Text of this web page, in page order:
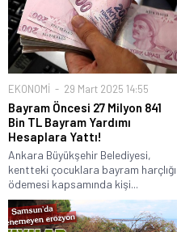
EKONOMİ 29 Mart 2025 14:55
Bayram Öncesi 27 Milyon 841
Bin TL Bayram Yardımı
Hesaplara Yattı!
Ankara Büyükşehir Belediyesi,
kentteki çocuklara bayram harçlığı
ödemesi kapsamında kişi...